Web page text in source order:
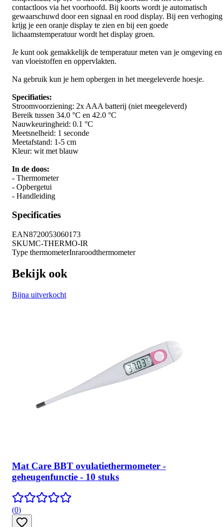
contactloos via het voorhoofd. Bij koorts wordt je automatisch
gewaarschuwd door een signaal en rood display. Bij een verhoging
krijg je een oranje display te zien en bij een goede
lichaamstemperatuur wordt het display groen.
Je kunt ook gemakkelijk de temperatuur meten van je omgeving en
van vloeistoffen en oppervlakten.
Na gebruik kun je hem opbergen in het meegeleverde hoesje.
Specifiaties:
Stroomvoorziening: 2x AAA batterij (niet meegeleverd)
Bereik tussen 34.0 °C en 42.0 °C
Nauwkeuringheid: 0.1 °C
Meetsnelheid: 1 seconde
Meetafstand: 1-5 cm
Kleur: wit met blauw
In de doos:
- Thermometer
- Opbergetui
- Handleiding
Specificaties
EAN8720053060173
SKUMC-THERMO-IR
Type thermometerInraroodthermometer
Bekijk ook
Bijna uitverkocht
Mat Care BBT ovulatiethermometer -
geheugenfunctie - 10 stuks
(0)